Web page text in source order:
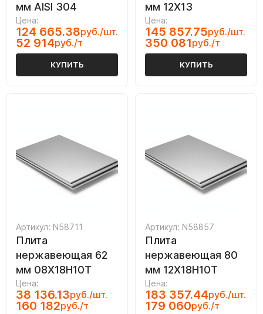
мм AISI 304
Цена:
124 665.38руб./шт.
52 914руб./т
КУПИТЬ
мм 12Х13
Цена:
145 857.75руб./шт.
350 081руб./т
КУПИТЬ
Артикул: N58711
Плита
нержавеющая 62
мм 08Х18Н10Т
Цена:
38 136.13руб./шт.
160 182руб./т
Артикул: N58857
Плита
нержавеющая 80
мм 12Х18Н10Т
Цена:
183 357.44руб./шт.
179 060руб./т